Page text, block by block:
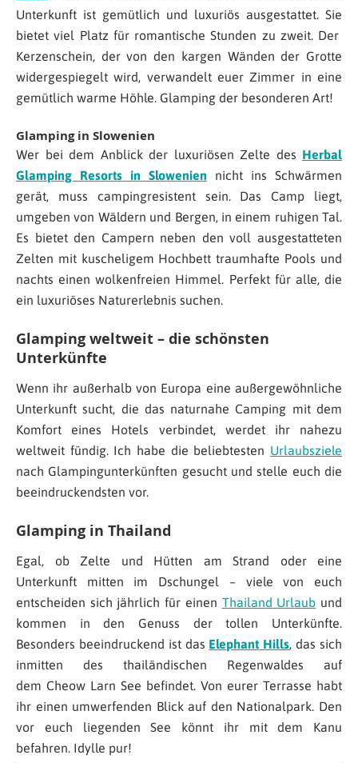
Unterkunft ist gemütlich und luxuriös ausgestattet. Sie
bietet viel Platz für romantische Stunden zu zweit. Der
Kerzenschein, der von den kargen Wänden der Grotte
widergespiegelt wird, verwandelt euer Zimmer in eine
gemütlich warme Höhle. Glamping der besonderen Art!
Glamping in Slowenien
Wer bei dem Anblick der luxuriösen Zelte des Herbal
Glamping Resorts in Slowenien nicht ins Schwärmen
gerät, muss campingresistent sein. Das Camp liegt,
umgeben von Wäldern und Bergen, in einem ruhigen Tal.
Es bietet den Campern neben den voll ausgestatteten
Zelten mit kuscheligem Hochbett traumhafte Pools und
nachts einen wolkenfreien Himmel. Perfekt für alle, die
ein luxuriöses Naturerlebnis suchen.
Glamping weltweit – die schönsten
Unterkünfte
Wenn ihr außerhalb von Europa eine außergewöhnliche
Unterkunft sucht, die das naturnahe Camping mit dem
Komfort eines Hotels verbindet, werdet ihr nahezu
weltweit fündig. Ich habe die beliebtesten Urlaubsziele
nach Glampingunterkünften gesucht und stelle euch die
beeindruckendsten vor.
Glamping in Thailand
Egal, ob Zelte und Hütten am Strand oder eine
Unterkunft mitten im Dschungel – viele von euch
entscheiden sich jährlich für einen Thailand Urlaub und
kommen in den Genuss der tollen Unterkünfte.
Besonders beeindruckend ist das Elephant Hills, das sich
inmitten des thailändischen Regenwaldes auf
dem Cheow Larn See befindet. Von eurer Terrasse habt
ihr einen umwerfenden Blick auf den Nationalpark. Den
vor euch liegenden See könnt ihr mit dem Kanu
befahren. Idylle pur!